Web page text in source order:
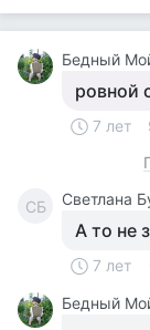
Бедный
ровной
7 лет
СБ Светлана
А то не
7 лет
Бедный